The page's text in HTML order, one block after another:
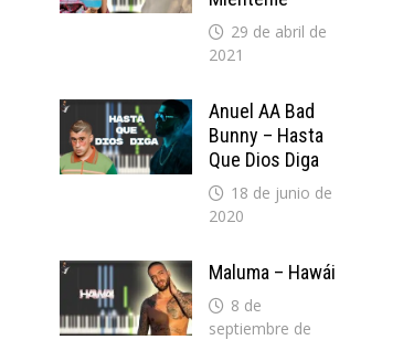
29 de abril de
2021
Anuel AA Bad
Bunny – Hasta
Que Dios Diga
18 de junio de
2020
Maluma – Hawái
8 de
septiembre de